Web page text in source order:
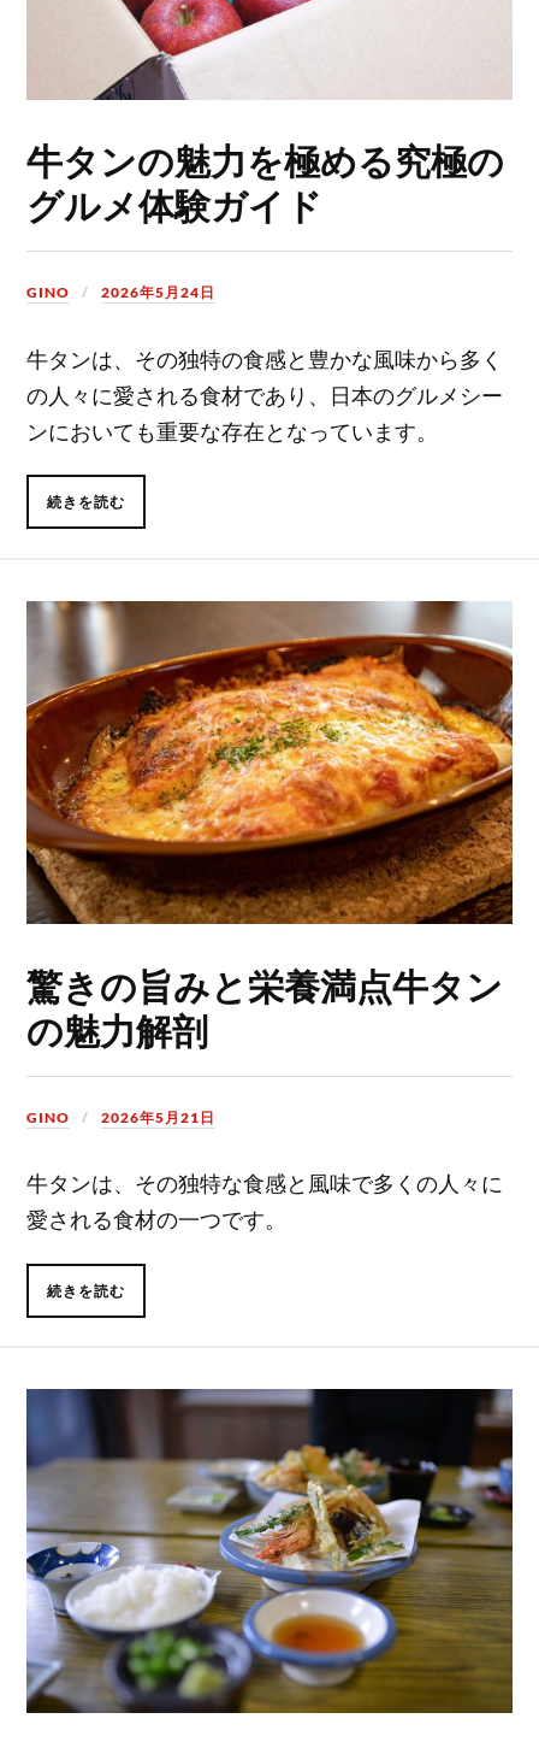
牛タンの魅力を極める究極の
グルメ体験ガイド
GINO 2026年5月24日
牛タンは、その独特の食感と豊かな風味から多く
の人々に愛される食材であり、日本のグルメシー
ンにおいても重要な存在となっています。
続きを読む
驚きの旨みと栄養満点牛タン
の魅力解剖
GINO 2026年5月21日
牛タンは、その独特な食感と風味で多くの人々に
愛される食材の一つです。
続きを読む